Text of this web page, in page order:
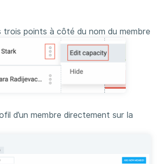
trois points à côté du nom du membre
d’un membre directement sur la